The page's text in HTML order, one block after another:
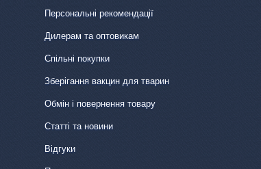
Персональні рекомендації
Дилерам та оптовикам
Спільні покупки
Зберігання вакцин для тварин
Обмін і повернення товару
Статті та новини
Відгуки